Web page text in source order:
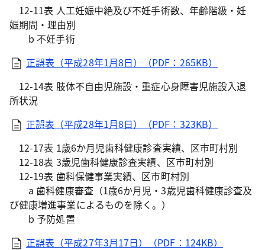
12-11表 人工妊娠中絶及び不妊手術数、年齢階級・妊
娠期間・理由別
b 不妊手術
正誤表（平成28年1月8日）（PDF：265KB）
12-14表 肢体不自由児施設・重症心身障害児施設入退
所状況
正誤表（平成28年1月8日）（PDF：323KB）
12-17表 1歳6か月児歯科健康診査実績、区市町村別
12-18表 3歳児歯科健康診査実績、区市町村別
12-19表 歯科保健事業実績、区市町村別
a 歯科健康審査（1歳6か月児・3歳児歯科健康診査及
び健康増進事業によるものを除く。）
b 予防処置
正誤表（平成27年3月17日）（PDF：124KB）